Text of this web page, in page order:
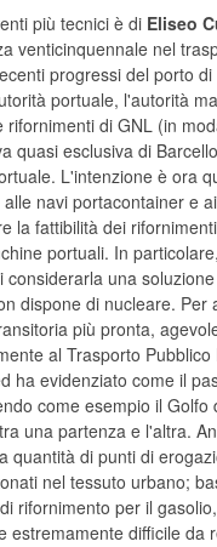
più tecnici è di Eliseo
venticinquennale nel
progressi del porto
portuale, l'autorità
rifornimenti di GNL (in
quasi esclusiva di
L'intenzione è ora
navi portacontainer e
la fattibilità dei rifornimenti
portuali. In
una
dispone di nucleare.
più pronta,
al Trasporto
ha evidenziato come il
come esempio il
una partenza e l'altra.
quantità di punti di
nel tessuto urbano;
rifornimento per il
estremamente difficile da